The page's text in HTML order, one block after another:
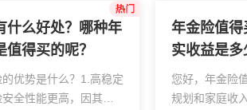
什么好处？哪种年
得买的呢？
优势是什么？1.高稳定
性能更高，因其资
年金险值
实收益是多
您好，年金险
规划和家庭收